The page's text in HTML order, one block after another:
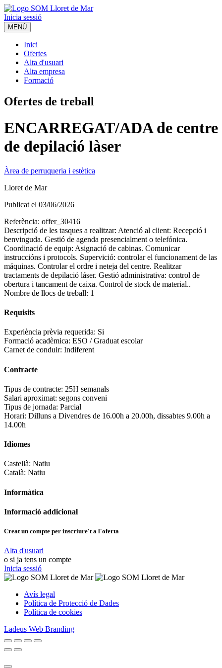
Inicia sessió
MENÚ
Inici
Ofertes
Alta d'usuari
Alta empresa
Formació
Ofertes de treball
ENCARREGAT/ADA de centre
de depilació làser
Àrea de perruqueria i estètica
Lloret de Mar
Publicat el 03/06/2026
Referència: offer_30416
Descripció de les tasques a realitzar: Atenció al client: Recepció i
benvinguda. Gestió de agenda presencialment o telefónica.
Coordinació de equip: Asignació de cabinas. Comunicar
instruccións i protocols. Supervició: controlar el funcionament de las
máquinas. Controlar el ordre i neteja del centre. Realitzar
tractaments de depilació láser. Gestió administrativa: control de
obertura i tancament de caixa. Control de stock de material..
Nombre de llocs de treball: 1
Requisits
Experiència prèvia requerida: Si
Formació acadèmica: ESO / Graduat escolar
Carnet de conduir: Indiferent
Contracte
Tipus de contracte: 25H semanals
Salari aproximat: segons conveni
Tipus de jornada: Parcial
Horari: Dilluns a Divendres de 16.00h a 20.00h, dissabtes 9.00h a
14.00h
Idiomes
Castellà: Natiu
Català: Natiu
Informàtica
Informació addicional
Creat un compte per inscriure't a l'oferta
Alta d'usuari
o si ja tens un compte
Inicia sessió
Avís legal
Política de Protecció de Dades
Política de cookies
Ladeus Web Branding